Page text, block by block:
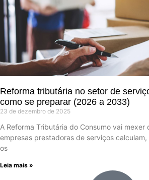
Reforma tributária no setor de
como se preparar (2026 a 2033)
23 de dezembro de 2025
A Reforma Tributária do Consumo vai
empresas prestadoras de serviços calculam,
os
Leia mais »